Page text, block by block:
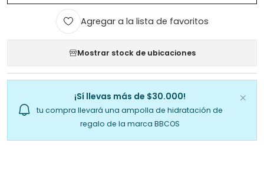
Agregar a la lista de favoritos
Mostrar stock de ubicaciones
¡Sí llevas más de $30.000!
tu compra llevará una ampolla de hidratación de
regalo de la marca BBCOS